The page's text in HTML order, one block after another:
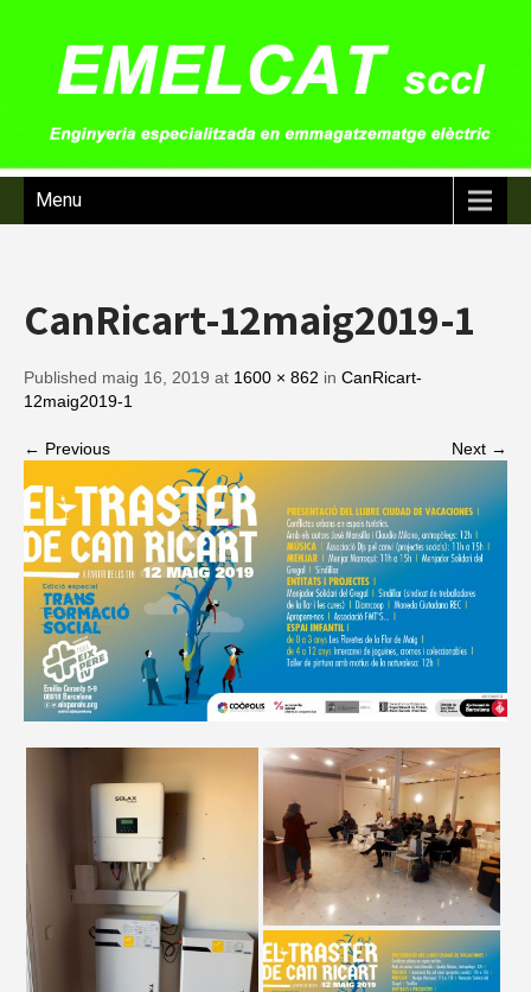
Menu
CanRicart-12maig2019-1
Published maig 16, 2019 at 1600 × 862 in CanRicart-
12maig2019-1
← Previous Next →